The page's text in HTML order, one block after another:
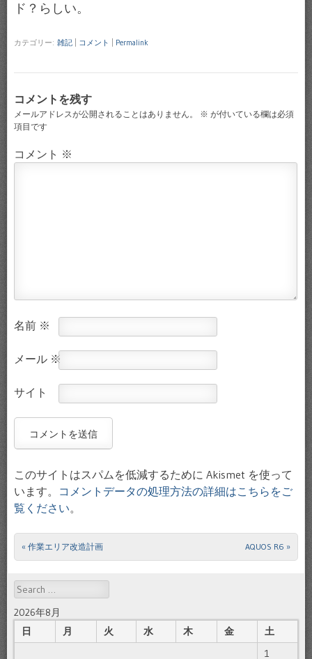
ド？らしい。
カテゴリー: 雑記 コメント Permalink
コメントを残す
メールアドレスが公開されることはありません。 ※ が付いている欄は必須
項目です
コメント ※
名前 ※
メール ※
サイト
このサイトはスパムを低減するために Akismet を使って
います。 コメントデータの処理方法の詳細はこちらをご
覧ください。
Post navigation
« 作業エリア改造計画 AQUOS R6 »
Search
2026年8月
日
月 火 水 木 金
土
1